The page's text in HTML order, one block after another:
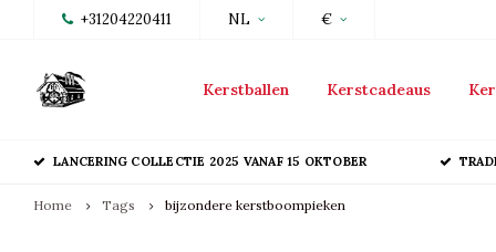
+31204220411 NL €
Kerstballen Kerstcadeaus
LANCERING COLLECTIE 2025 VANAF 15 OKTOBER
Home Tags bijzondere kerstboompieken